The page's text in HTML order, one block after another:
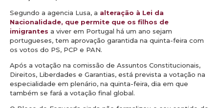
Segundo a agencia Lusa, a alteração à Lei da
Nacionalidade, que permite que os filhos de
imigrantes a viver em Portugal há um ano sejam
portugueses, tem aprovação garantida na quinta-feira com
os votos do PS, PCP e PAN.
Após a votação na comissão de Assuntos Constitucionais,
Direitos, Liberdades e Garantias, está prevista a votação na
especialidade em plenário, na quinta-feira, dia em que
também se fará a votação final global.